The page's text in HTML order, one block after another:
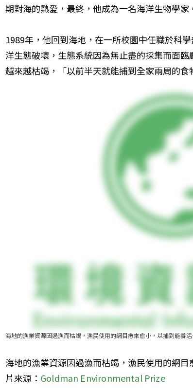
期對海的熱愛，最終，他成為一名海洋生物學家
1989年，他回到海地，在一所校園中任職於科
洋生態破壞，生態系統因為無止盡的採集而面
越來越枯竭，「以前半天就能捕到全家兩周的食
海地的漁業資源因過漁而枯竭，漁民使用的網目愈來愈小，以捕到能養
海地的漁業資源因過漁而枯竭，漁民使用的網
片來源： Goldman Environmental Prize